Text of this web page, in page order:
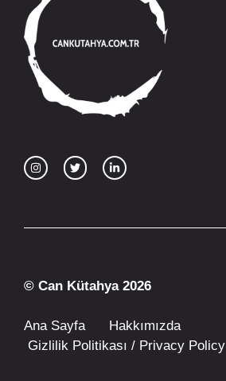
© Can Kütahya 2026
Ana Sayfa
Hakkımızda
Gizlilik Politikası / Privacy Policy